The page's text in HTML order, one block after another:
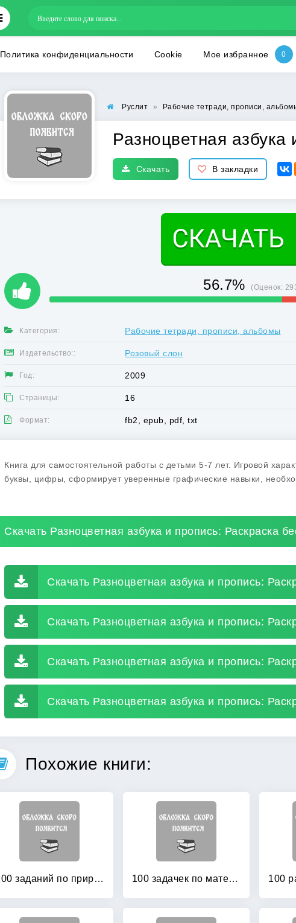
Политика конфиденциальности Cookie Мое избранное
Руслит » Рабочие тетради, прописи,
Разноцветная азбука
Скачать В закладки
56.7% (Оценок:
Категория: Рабочие тетради, прописи, альбомы
Издательство:: Розовый слон
Год: 2009
Страницы: 16
Формат: fb2, epub, pdf, txt
Книга для самостоятельной работы с детьми 5-7 лет. Игровой
буквы, цифры, сформирует уверенные графические навыки,
Скачать Разноцветная азбука и пропись: Раскраска
Скачать Разноцветная азбука и пропись:
Скачать Разноцветная азбука и пропись:
Скачать Разноцветная азбука и пропись:
Скачать Разноцветная азбука и пропись:
Похожие книги:
100 заданий по природоведению: Рабочая тетрадь для учащихся 3-го класса четырехлетней начальной школы 100 задачек по математике: Рабочая тетрадь для детей 5-6 лет